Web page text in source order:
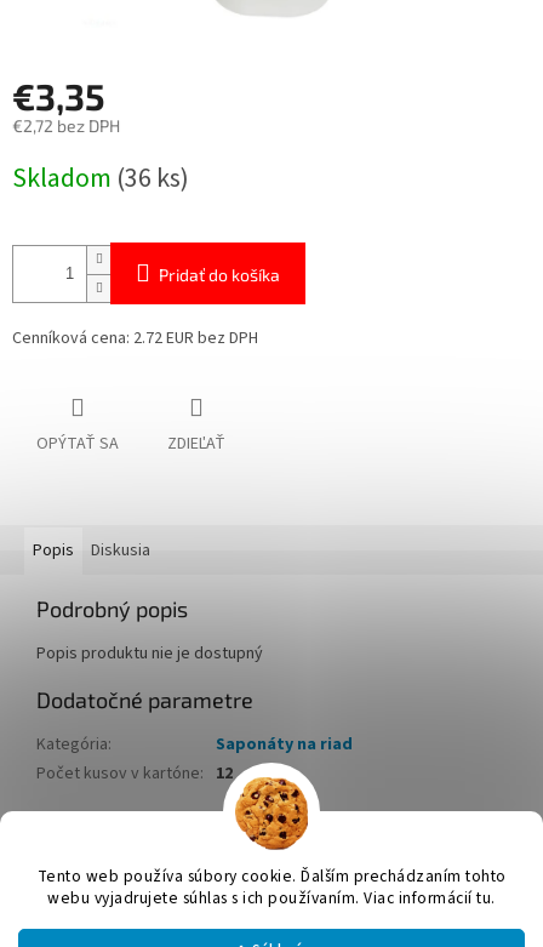
Tento web používa súbory cookie. Ďalším prechádzaním tohto
webu vyjadrujete súhlas s ich používaním. Viac informácií tu.
€3,35
€2,72 bez DPH
cena:
Skladom (36 ks)
Pridať do košíka
Cenníková cena: 2.72 EUR bez DPH
OPÝTAŤ SA ZDIEĽAŤ
Popis Diskusia
Podrobný popis
Popis produktu nie je dostupný
Dodatočné parametre
Kategória:
Saponáty na riad
Počet kusov v kartóne: 12
Vytvoril Shoptet